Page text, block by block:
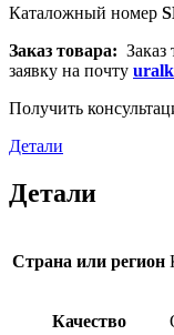
Каталожный номер
Заказ товара: Заказ
заявку на почту
Получить
Детали
Детали
Страна или регион
Качество